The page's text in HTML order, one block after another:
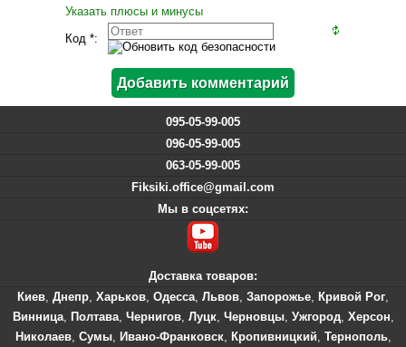
Указать плюсы и минусы
Код *:
095-05-99-005
096-05-99-005
063-05-99-005
Fiksiki.office@gmail.com
Мы в соцсетях:
Доставка товаров:
Киев, Днепр, Харьков, Одесса, Львов, Запорожье, Кривой Рог,
Винница, Полтава, Чернигов, Луцк, Черновцы, Ужгород, Херсон,
Николаев, Сумы, Ивано-Франковск, Кропивницкий, Тернополь,